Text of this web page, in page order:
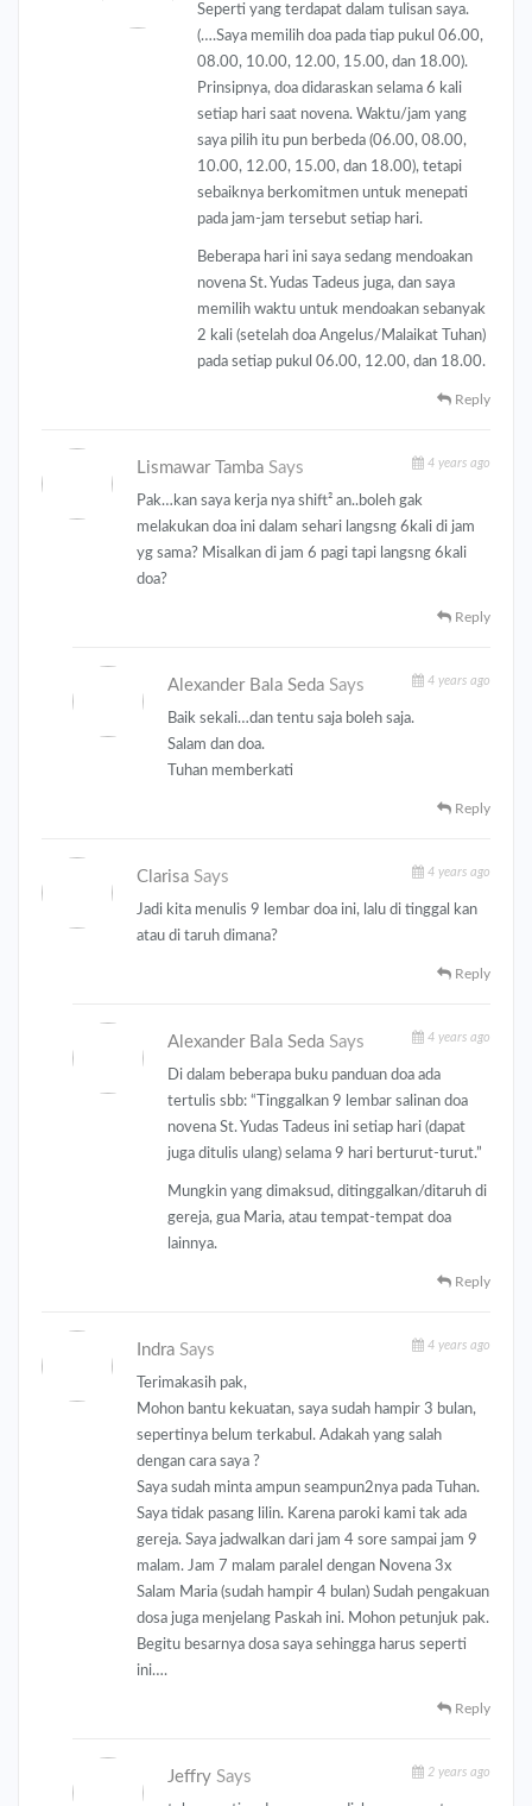
Seperti yang terdapat dalam tulisan saya.
(….Saya memilih doa pada tiap pukul 06.00,
08.00, 10.00, 12.00, 15.00, dan 18.00).
Prinsipnya, doa didaraskan selama 6 kali
setiap hari saat novena. Waktu/jam yang
saya pilih itu pun berbeda (06.00, 08.00,
10.00, 12.00, 15.00, dan 18.00), tetapi
sebaiknya berkomitmen untuk menepati
pada jam-jam tersebut setiap hari.
Beberapa hari ini saya sedang mendoakan
novena St. Yudas Tadeus juga, dan saya
memilih waktu untuk mendoakan sebanyak
2 kali (setelah doa Angelus/Malaikat Tuhan)
pada setiap pukul 06.00, 12.00, dan 18.00.
Reply
Lismawar Tamba Says 4 years ago
Pak…kan saya kerja nya shift² an..boleh gak
melakukan doa ini dalam sehari langsng 6kali di jam
yg sama? Misalkan di jam 6 pagi tapi langsng 6kali
doa?
Reply
Alexander Bala SedaSays 4 years ago
Baik sekali…dan tentu saja boleh saja.
Salam dan doa.
Tuhan memberkati
Reply
Clarisa Says 4 years ago
Jadi kita menulis 9 lembar doa ini, lalu di tinggal kan
atau di taruh dimana?
Reply
Alexander Bala SedaSays 4 years ago
Di dalam beberapa buku panduan doa ada
tertulis sbb: “Tinggalkan 9 lembar salinan doa
novena St. Yudas Tadeus ini setiap hari (dapat
juga ditulis ulang) selama 9 hari berturut-turut.”
Mungkin yang dimaksud, ditinggalkan/ditaruh di
gereja, gua Maria, atau tempat-tempat doa
lainnya.
Reply
Indra Says 4 years ago
Terimakasih pak,
Mohon bantu kekuatan, saya sudah hampir 3 bulan,
sepertinya belum terkabul. Adakah yang salah
dengan cara saya ?
Saya sudah minta ampun seampun2nya pada Tuhan.
Saya tidak pasang lilin. Karena paroki kami tak ada
gereja. Saya jadwalkan dari jam 4 sore sampai jam 9
malam. Jam 7 malam paralel dengan Novena 3x
Salam Maria (sudah hampir 4 bulan) Sudah pengakuan
dosa juga menjelang Paskah ini. Mohon petunjuk pak.
Begitu besarnya dosa saya sehingga harus seperti
ini….
Reply
JeffrySays 2 years ago